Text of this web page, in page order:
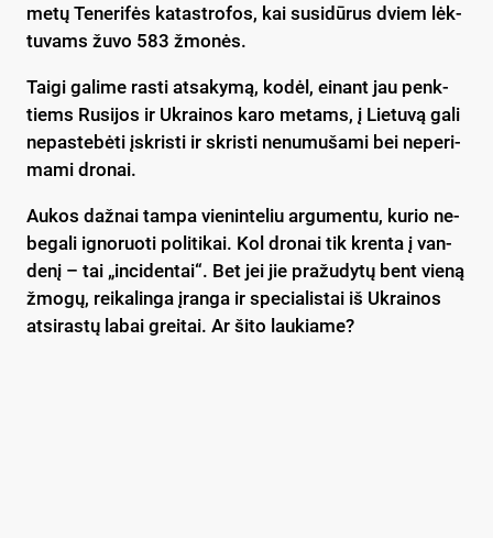
me­tų Te­ne­ri­fės ka­tast­ro­fos, kai su­si­dū­rus dviem lėk­
tu­vams žu­vo 583 žmo­nės.
Tai­gi ga­li­me ras­ti at­sa­ky­mą, ko­dėl, ei­nant jau penk­
tiems Ru­si­jos ir Uk­rai­nos ka­ro me­tams, į Lie­tu­vą ga­li
ne­pas­te­bė­ti įskris­ti ir skris­ti ne­nu­mu­ša­mi bei ne­pe­ri­
ma­mi dro­nai.
Au­kos daž­nai tam­pa vie­nin­te­liu ar­gu­men­tu, ku­rio ne­
be­ga­li ig­no­ruo­ti po­li­ti­kai. Kol dro­nai tik kren­ta į van­
de­nį – tai „in­ci­den­tai“. Bet jei jie pra­žu­dy­tų bent vie­ną
žmo­gų, rei­ka­lin­ga įran­ga ir spe­cia­lis­tai iš Uk­rai­nos
at­si­ras­tų la­bai grei­tai. Ar ši­to lau­kia­me?